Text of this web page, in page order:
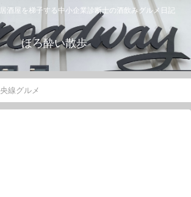
酒屋を梯子する中小企業診断士の酒飲みグルメ日記
ほろ酔い散歩
線グルメ